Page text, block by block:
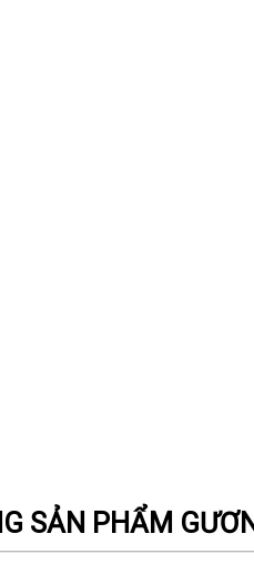
SẢN PHẨM